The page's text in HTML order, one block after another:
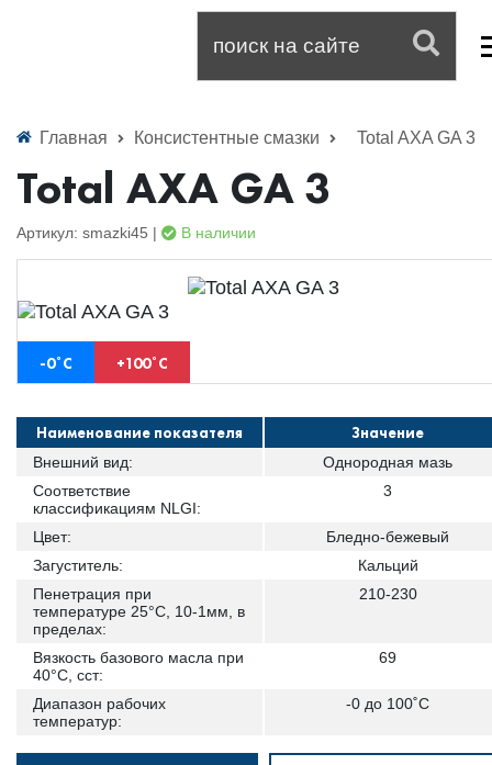
Главная Консистентные смазки Total AXA GA 3
Total AXA GA 3
Артикул: smazki45 | В наличии
-0˚С +100˚С
Наименование показателя Значение
Внешний вид:
Однородная мазь
Соответствие
классификациям NLGI:
3
Цвет:
Бледно-бежевый
Загуститель:
Кальций
Пенетрация при
температуре 25°С, 10-1мм, в
пределах:
210-230
Вязкость базового масла при
40°C, сст:
69
Диапазон рабочих
температур:
-0 до 100˚С